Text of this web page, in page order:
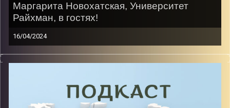
Маргарита Новохатская, Университет
Райхман, в гостях!
16/04/2024
Переехать в Израиль, будучи подростком не так
просто: новый язык, менталитет, культура и новые
Израиле почти 8 лет, учиться на иврите на
факультете психологии и бизнеса 3 год.